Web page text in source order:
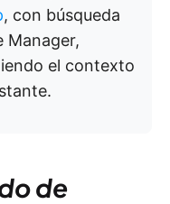
, con búsqueda
Manager,
el contexto
de